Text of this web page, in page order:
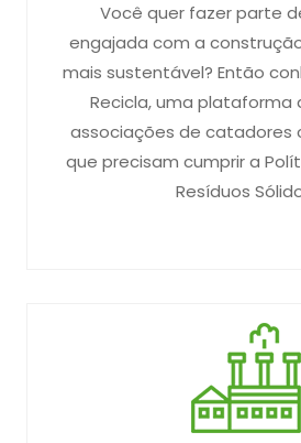
Você quer fazer parte
engajada com a
mais sustentável? Então
Recicla, uma plataforma
associações de catadores
que precisam cumprir a
Resíduos